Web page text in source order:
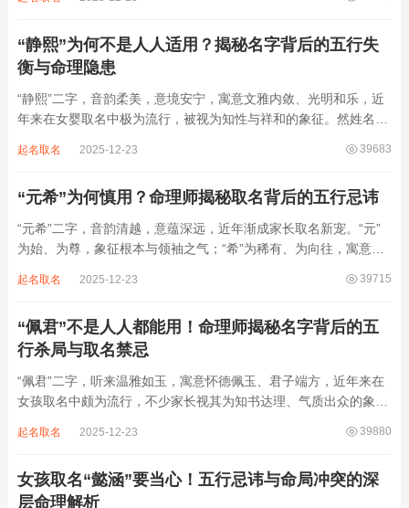
增心力。细察“睿雅”之局，实藏金水成势、火土受制之患，若不顾
“静熙”为何不是人人适用？揭秘名字背后的五行失
衡与命理隐患
“静熙”二字，音韵柔美，意境安宁，寓意文雅内敛、光明和乐，近
年来在女婴取名中极为流行，被视为知性与祥和的象征。然姓名命
象，实藏金水偏寒、火气受制之弊，若不顾八字强弱，盲目套用，
39683
起名取名 2025-12-23
“元希”为何慎用？命理师揭秘取名背后的五行忌讳
“元希”二字，音韵清越，意蕴深远，近年渐成家长取名新宠。“元”
为始、为尊，象征根本与领袖之气；“希”为稀有、为向往，寓意卓
象。然姓名非止文雅，实为命理气场之枢纽。一字之选，关乎运途
39715
起名取名 2025-12-23
“佩君”不是人人都能用！命理师揭秘名字背后的五
行杀局与取名禁忌
“佩君”二字，听来温雅如玉，寓意怀德佩玉、君子端方，近年来在
女孩取名中颇为流行，不少家长视其为知书达理、气质出众的象
察“佩君”之象，实藏金气过旺、木土受制之局，若不顾命主五行强
39880
起名取名 2025-12-23
女孩取名“懿涵”要当心！五行忌讳与命局冲突的深
层命理解析